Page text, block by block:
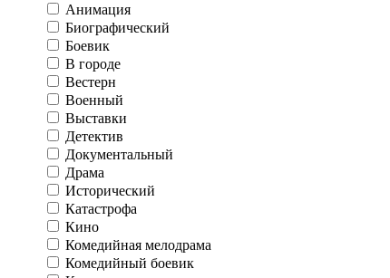
Анимация
Биографический
Боевик
В городе
Вестерн
Военный
Выставки
Детектив
Документальный
Драма
Исторический
Катастрофа
Кино
Комедийная мелодрама
Комедийный боевик